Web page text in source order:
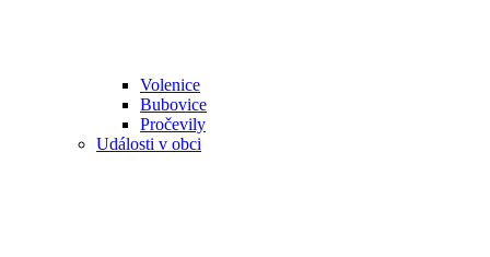
Volenice
Bubovice
Pročevily
Události v obci